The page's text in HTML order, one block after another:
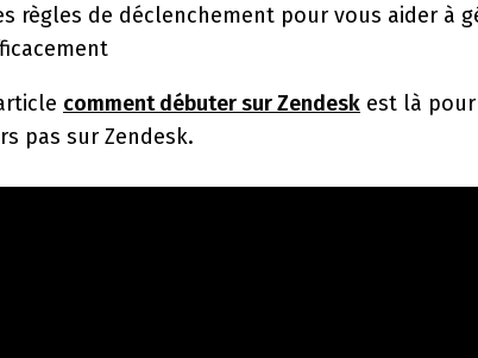
règles de déclenchement pour vous aider à
comment débuter sur Zendesk est là
pas sur Zendesk.